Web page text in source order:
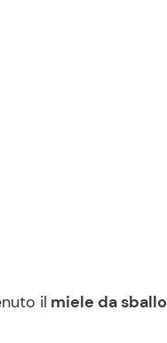
il miele da sballo